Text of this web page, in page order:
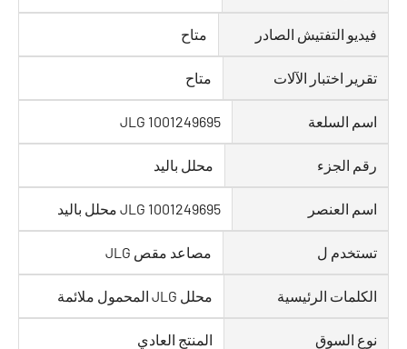
فيديو التفتيش الصادر
تقرير اختبار الآلات
اسم السلعة JLG 1001249695
رقم الجزء محلل باليد
اسم العنصر JLG 1001249695 محلل باليد
تستخدم ل مصاعد مقص JLG
الكلمات الرئيسية محلل JLG المحمول ملائمة
نوع السوق المنتج العادي